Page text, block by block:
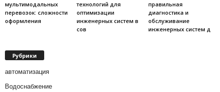
мультимодальных
перевозок: сложности
оформления
технологий для
оптимизации
инженерных систем в
сов
правильная
диагностика и
обслуживание
инженерных систем д
Рубрики
автоматизация
Водоснабжение